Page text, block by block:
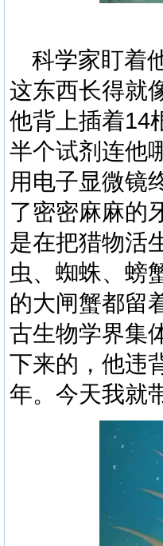
科学家盯着
这东西长得就
他背上插着14
半个试剂连他
用电子显微镜
了密密麻麻的
是在把猎物活
虫、蜘蛛、螃
的大闸蟹都留
古生物学界集
下来的，他违
年。今天我就